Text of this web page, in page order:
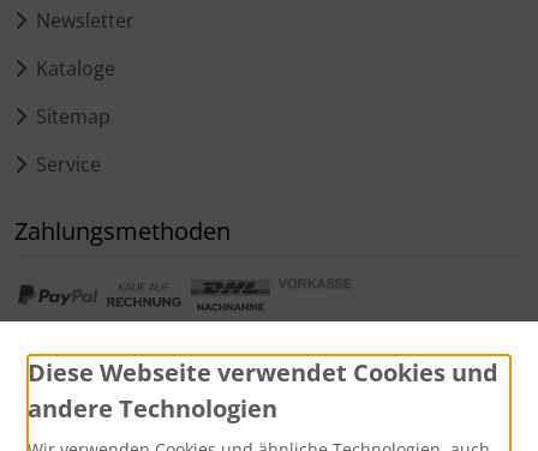
Newsletter
Kataloge
Sitemap
Service
Zahlungsmethoden
Diese Webseite verwendet Cookies und
andere Technologien